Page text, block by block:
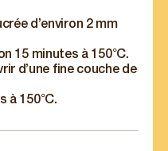
d’environ 2 mm
15 minutes à 150°C.
d’une fine couche de
à 150°C.